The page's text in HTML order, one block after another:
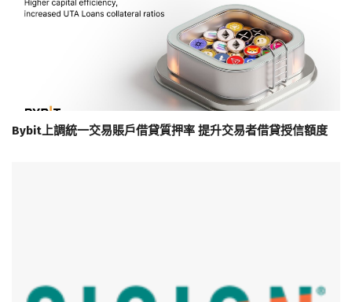
Bybit上調統一交易賬戶借貸質押率 提升交易者借貸授信額度